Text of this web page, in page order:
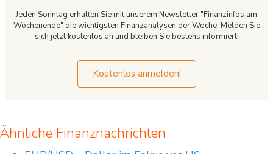
Jeden Sonntag erhalten Sie mit unserem Newsletter "Finanzinfos am
Wochenende" die wichtigsten Finanzanalysen der Woche. Melden Sie
sich jetzt kostenlos an und bleiben Sie bestens informiert!
Kostenlos anmelden!
Ähnliche Finanznachrichten